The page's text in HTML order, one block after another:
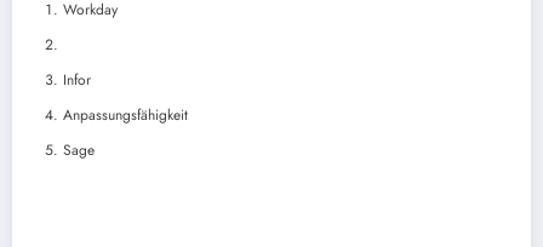
Workday
Infor
Anpassungsfähigkeit
Sage